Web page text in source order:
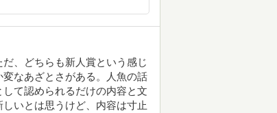
、どちらも新人賞という感じ
なあざとさがある。人魚の話
て認められるだけの内容と文
いとは思うけど、内容は寸止